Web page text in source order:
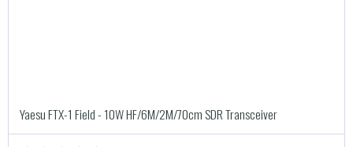
Yaesu FTX-1 Field - 10W HF/6M/2M/70cm SDR Transceiver